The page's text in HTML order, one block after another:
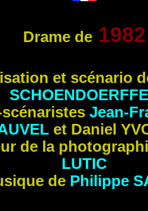
Drame de 1982
et scénario
Jean-
et Daniel
de la
LUTIC
de Philippe